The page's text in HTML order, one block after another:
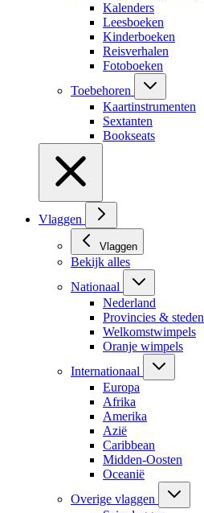
Kalenders
Leesboeken
Kinderboeken
Reisverhalen
Fotoboeken
Toebehoren
Kaartinstrumenten
Sextanten
Bookseats
Vlaggen
Vlaggen
Bekijk alles
Nationaal
Nederland
Provincies & steden
Welkomstwimpels
Oranje wimpels
Internationaal
Europa
Afrika
Amerika
Azië
Caribbean
Midden-Oosten
Oceanië
Overige vlaggen